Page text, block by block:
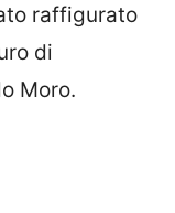
raffigurato
di
Moro.